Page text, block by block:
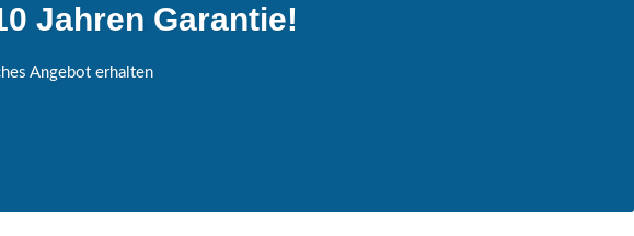
Jahren Garantie!
Angebot erhalten